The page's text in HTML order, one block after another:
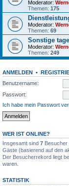
Moderator:
Themen: 175
Moderator:
Themen: 69
Sonstige
Moderator:
Themen: 249
ANMELDEN •
Benutzername:
Passwort:
Ich habe mein Passwort
WER IST ONLINE?
Insgesamt sind 7 Besucher
Gäste (basierend auf den
Der Besucherrekord liegt
waren.
STATISTIK